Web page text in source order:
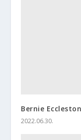
Bernie
2022.06.30.